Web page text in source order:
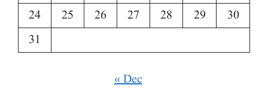
24
25 26 27 28 29
30
31
« Dec